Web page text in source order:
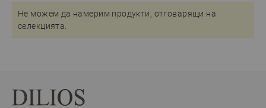
Не можем да намерим продукти, отговарящи на
селекцията.